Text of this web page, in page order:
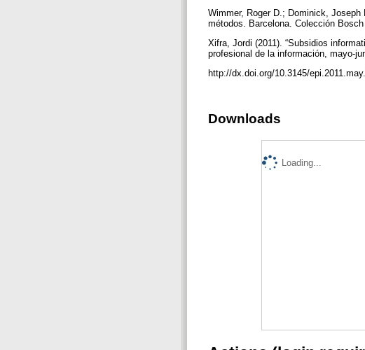
Wimmer, Roger D.; Dominick,
métodos. Barcelona. Colección
Xifra, Jordi (2011). “Subsidios
profesional de la información, mayo-
http://dx.doi.org/10.3145/
Downloads
Loading...